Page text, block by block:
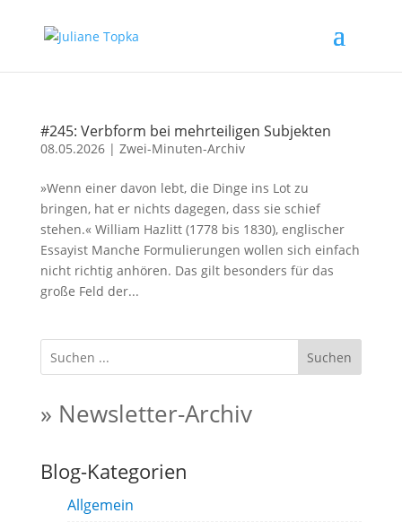
#245: Verbform bei mehrteiligen Subjekten
08.05.2026| Zwei-Minuten-Archiv
»Wenn einer davon lebt, die Dinge ins Lot zu
bringen, hat er nichts dagegen, dass sie schief
stehen.« William Hazlitt (1778 bis 1830), englischer
Essayist Manche Formulierungen wollen sich einfach
nicht richtig anhören. Das gilt besonders für das
große Feld der...
Suchen
» Newsletter-Archiv
Blog-Kategorien
Allgemein